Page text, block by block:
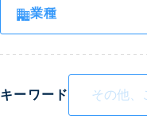
業種
キーワード